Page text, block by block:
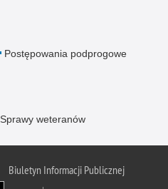
Postępowania podprogowe
Sprawy weteranów
Biuletyn Informacji Publicznej